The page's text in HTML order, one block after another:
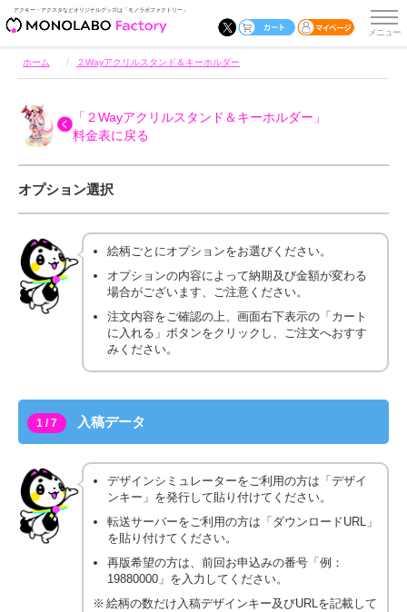
アクキー・アクスタなどオリジナルグッズは「モノラボファクトリー」
ホーム ２Wayアクリルスタンド＆キーホルダー
「２Wayアクリルスタンド＆キーホルダー」
料金表に戻る
オプション選択
絵柄ごとにオプションをお選びください。
オプションの内容によって納期及び金額が変わる
場合がございます、ご注意ください。
注文内容をご確認の上、画面右下表示の「カート
に入れる」ボタンをクリックし、ご注文へおすす
みください。
1 / 7 入稿データ
デザインシミュレーターをご利用の方は「デザイ
ンキー」を発行して貼り付けてください。
転送サーバーをご利用の方は「ダウンロードURL」
を貼り付けてください。
再版希望の方は、前回お申込みの番号「例：
19880000」を入力してください。
絵柄の数だけ入稿デザインキー及びURLを記載して